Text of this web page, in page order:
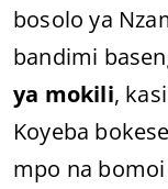
bosolo ya
bandimi
ya mokili,
Koyeba
mpo na